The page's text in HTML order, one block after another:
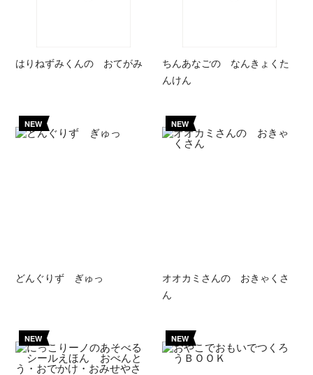
はりねずみくんの おてがみ
ちんあなごの なんきょくた
んけん
NEW
どんぐりず ぎゅっ
NEW
オオカミさんの おきゃくさ
ん
NEW NEW